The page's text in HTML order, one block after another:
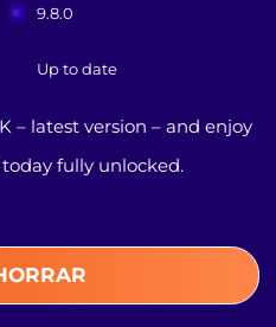
9.8.0
Up to date
– latest version – and enjoy
fully unlocked.